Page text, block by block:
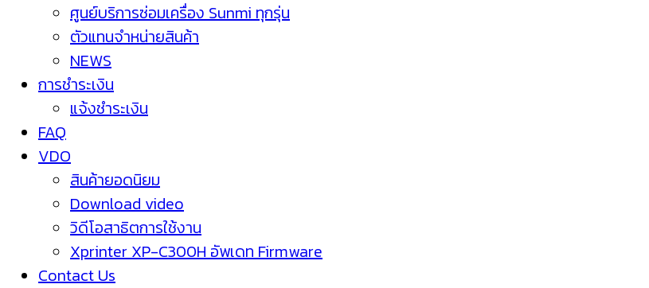
ศูนย์บริการซ่อมเครื่อง Sunmi ทุกรุ่น
ตัวแทนจำหน่ายสินค้า
NEWS
การชำระเงิน
แจ้งชำระเงิน
FAQ
VDO
สินค้ายอดนิยม
Download video
วิดีโอสาธิตการใช้งาน
Xprinter XP-C300H อัพเดท Firmware
Contact Us